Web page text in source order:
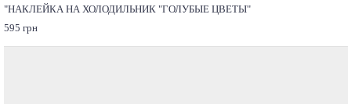
"НАКЛЕЙКА НА ХОЛОДИЛЬНИК "ГОЛУБЫЕ ЦВЕТЫ"
595 грн